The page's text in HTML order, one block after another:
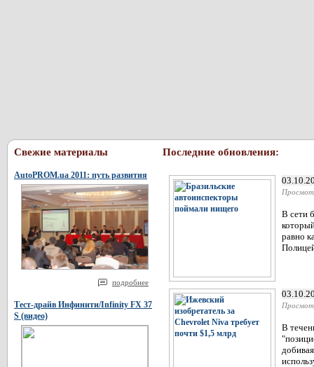
Свежие материалы
AutoPROM.ua 2011: путь развития
подробнее
Тест-драйв Инфинити/Infinity FX 37
S (видео)
Последние обновления:
В сети
равно
В